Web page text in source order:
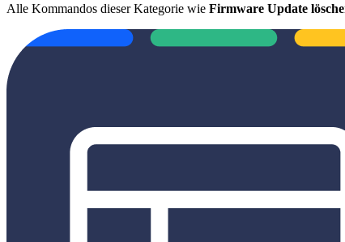
Alle Kommandos dieser Kategorie wie Firmware Update